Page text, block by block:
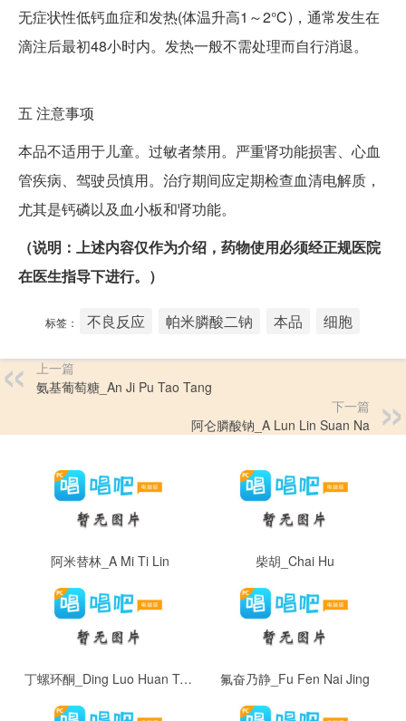
无症状性低钙血症和发热(体温升高1～2℃)，通常发生在
滴注后最初48小时内。发热一般不需处理而自行消退。
五 注意事项
本品不适用于儿童。过敏者禁用。严重肾功能损害、心血
管疾病、驾驶员慎用。治疗期间应定期检查血清电解质，
尤其是钙磷以及血小板和肾功能。
（说明：上述内容仅作为介绍，药物使用必须经正规医院
在医生指导下进行。）
标签： 不良反应 帕米膦酸二钠 本品 细胞
上一篇
氨基葡萄糖_An Ji Pu Tao Tang
下一篇
阿仑膦酸钠_A Lun Lin Suan Na
阿米替林_A Mi Ti Lin 柴胡_Chai Hu
丁螺环酮_Ding Luo Huan Tong 氟奋乃静_Fu Fen Nai Jing